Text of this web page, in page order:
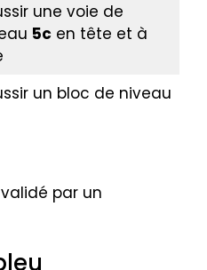
une voie de
5cen tête et à
un bloc de niveau
par un